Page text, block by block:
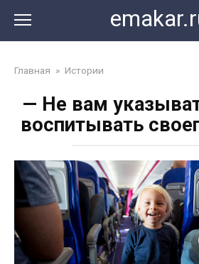
контенту
Главная » Истории
— Не вам
воспитывать